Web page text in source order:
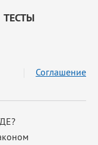
ТЕСТЫ
Соглашение